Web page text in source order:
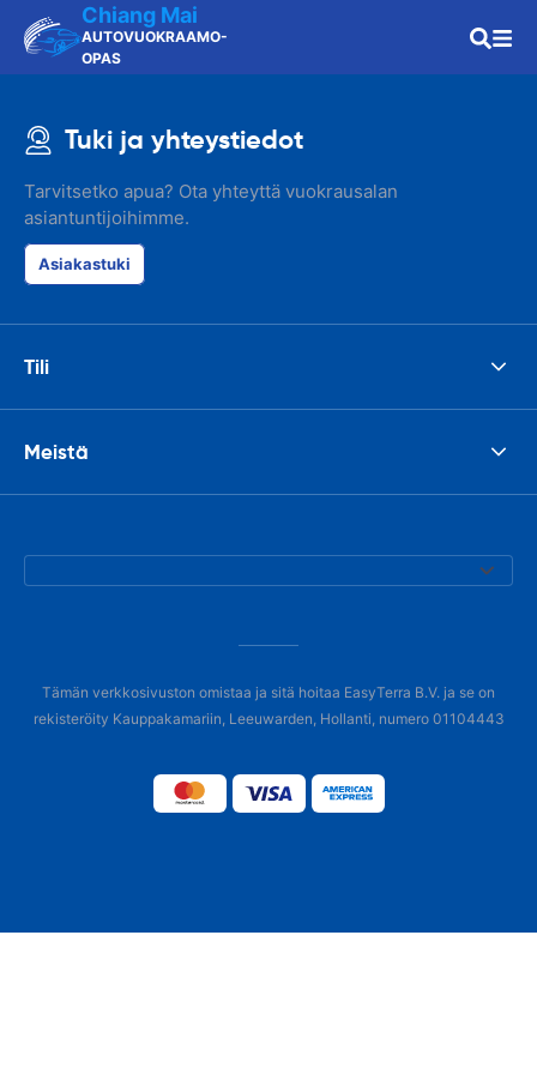
Chiang Mai
AUTOVUOKRAAMO-
OPAS
Tuki ja yhteystiedot
Tarvitsetko apua? Ota yhteyttä vuokrausalan
asiantuntijoihimme.
Asiakastuki
Tili
Meistä
Tämän verkkosivuston omistaa ja sitä hoitaa EasyTerra B.V. ja se on
rekisteröity Kauppakamariin, Leeuwarden, Hollanti, numero 01104443